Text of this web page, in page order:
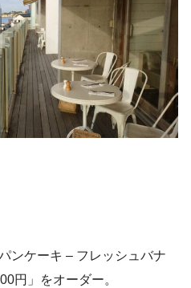
ンケーキ – フレッシュバナ
円」をオーダー。